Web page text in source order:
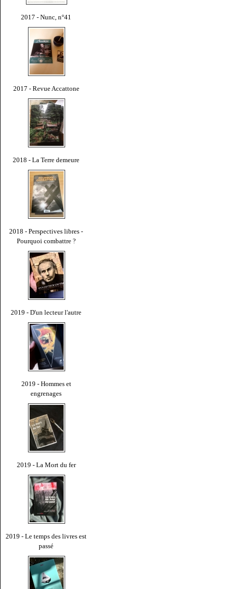
2017 - Nunc, n°41
2017 - Revue Accattone
2018 - La Terre demeure
2018 - Perspectives libres -
Pourquoi combattre ?
2019 - D'un lecteur l'autre
2019 - Hommes et
engrenages
2019 - La Mort du fer
2019 - Le temps des livres est
passé